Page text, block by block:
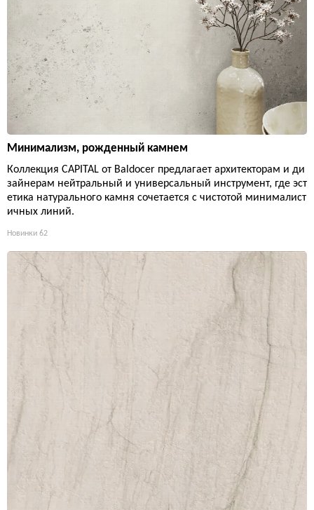
Минимализм, рожденный камнем
Коллекция CAPITAL от Baldocer предлагает архитекторам и ди
зайнерам нейтральный и универсальный инструмент, где эст
етика натурального камня сочетается с чистотой минималист
ичных линий.
Новинки 62